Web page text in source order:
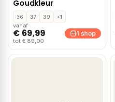
Goudkleur
36 37 39
+1
vanaf
€ 69,99
tot € 89,00
1 shop